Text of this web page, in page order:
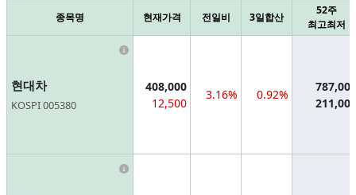
종목명 현재가격 전일비 3일합산
52주
최고최저
현대차
KOSPI 005380
Information
408,000
12,500
3.16% 0.92%
787,000
211,000
Information